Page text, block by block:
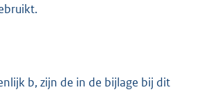
b, zijn de in de bijlage bij dit